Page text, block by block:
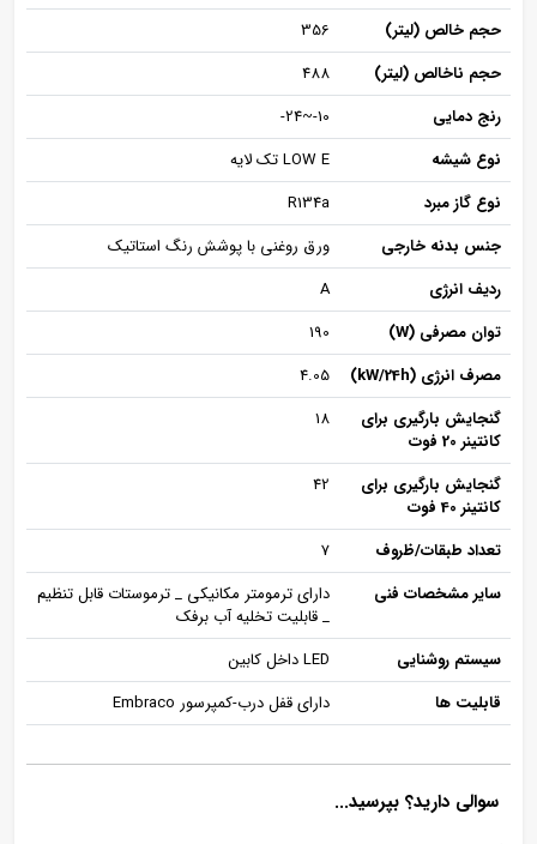
حجم خالص (لیتر)
356
حجم ناخالص (لیتر)
488
رنج دمایی
10-~24-
نوع شیشه
LOW E تک لایه
نوع گاز مبرد
R134a
جنس بدنه خارجی
ورق روغنی با پوشش رنگ استاتیک
ردیف انرژی
A
توان مصرفی (W)
190
مصرف انرژی (kW/24h)
4.05
گنجایش بارگیری برای
کانتینر 20 فوت
18
گنجایش بارگیری برای
کانتینر 40 فوت
42
تعداد طبقات/ظروف
7
سایر مشخصات فنی
دارای ترمومتر مکانیکی _ ترموستات قابل تنظیم
_ قابلیت تخلیه آب برفک
سیستم روشنایی
LED داخل کابین
قابلیت ها
دارای قفل درب-کمپرسور Embraco
سوالی دارید؟ بپرسید...